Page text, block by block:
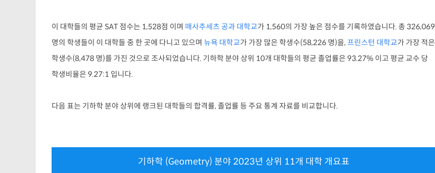
이 대학들의 평균 SAT 점수는 1,528점 이며 매사추세츠 공과 대학교가 1,560의 가장 높은 점수를 기록하였습니다. 총 326,069
명의 학생들이 이 대학들 중 한 곳에 다니고 있으며 뉴욕 대학교가 가장 많은 학생수(58,226 명)을, 프린스턴 대학교가 가장 적은
학생수(8,478 명)를 가진 것으로 조사되었습니다. 기하학 분야 상위 10개 대학들의 평균 졸업률은 93.27% 이고 평균 교수 당
학생비율은 9.27:1 입니다.
다음 표는 기하학 분야 상위에 랭크된 대학들의 합격률, 졸업률 등 주요 통계 자료를 비교합니다.
기하학 (Geometry) 분야 2023년 상위 11개 대학 개요표